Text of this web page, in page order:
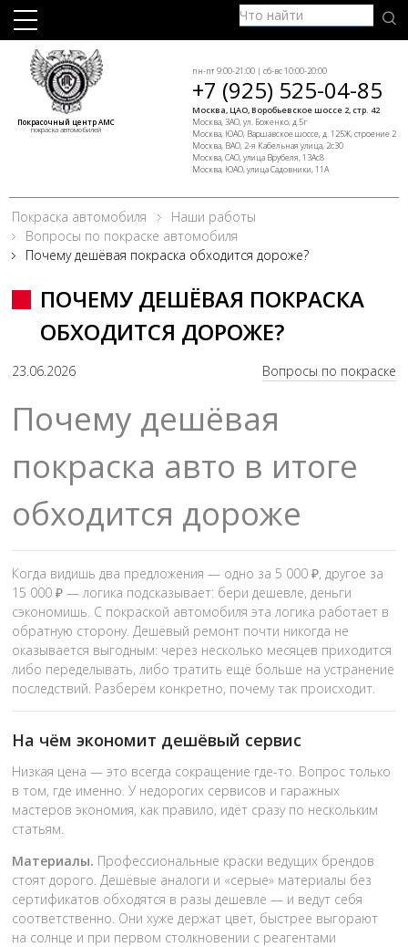
Покрасочный центр АМС
покраска автомобилей
пн-пт 9:00-21:00 | сб-вс 10:00-20:00
+7 (925) 525-04-85
Москва, ЦАО, Воробьевское шоссе 2, стр. 42
Москва, ЗАО, ул. Боженко, д.5г
Москва, ЮАО, Варшавское шоссе, д. 125Ж, строение 2
Москва, ВАО, 2-я Кабельная улица, 2с30
Москва, САО, улица Врубеля, 13Ас8
Москва, ЮАО, улица Садовники, 11А
Покраска автомобиля
Наши работы
Вопросы по покраске автомобиля
Почему дешёвая покраска обходится дороже?
ПОЧЕМУ ДЕШЁВАЯ ПОКРАСКА
ОБХОДИТСЯ ДОРОЖЕ?
23.06.2026 Вопросы по покраске
Почему дешёвая
покраска авто в итоге
обходится дороже
Когда видишь два предложения — одно за 5 000 ₽, другое за
15 000 ₽ — логика подсказывает: бери дешевле, деньги
сэкономишь. С покраской автомобиля эта логика работает в
обратную сторону. Дешёвый ремонт почти никогда не
оказывается выгодным: через несколько месяцев приходится
либо переделывать, либо тратить ещё больше на устранение
последствий. Разберём конкретно, почему так происходит.
На чём экономит дешёвый сервис
Низкая цена — это всегда сокращение где-то. Вопрос только
в том, где именно. У недорогих сервисов и гаражных
мастеров экономия, как правило, идёт сразу по нескольким
статьям.
Материалы. Профессиональные краски ведущих брендов
стоят дорого. Дешёвые аналоги и «серые» материалы без
сертификатов обходятся в разы дешевле — и ведут себя
соответственно. Они хуже держат цвет, быстрее выгорают
на солнце и при первом столкновении с реагентами